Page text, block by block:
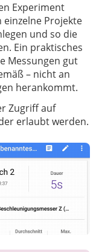
Experiment
einzelne Projekte
und so die
Ein praktisches
Messungen gut
– nicht an
herankommt.
Zugriff auf
erlaubt werden.